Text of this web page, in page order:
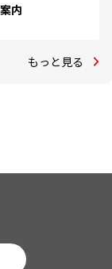
内
もっと見る